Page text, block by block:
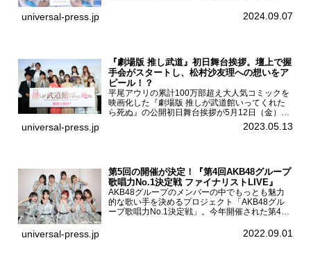
を記念し1日店長イベントを開催した本写真集は
universal-press.jp 2024.09.07
『劇場版 推し武道』初日舞台挨拶。壇上で握
手会がスタートし、松村沙友理への想いをア
ピール！？
平尾アウリの累計100万部超え大人気コミックを
映画化した『劇場版 推しが武道館いってくれた
ら死ぬ』の公開初日舞台挨拶が5月12日（金）新
宿バルト9で開催され、出演者の松村沙友理、中
村里帆、MOMO(@onefive)、KANO(@onefi...
universal-press.jp 2023.05.13
第5回の開催が決定！『第4回AKB48グループ
歌唱力No.1決定戦 ファイナリストLIVE』
AKB48グループのメンバーの中でもっとも魅力
的な歌い手を決めるプロジェクト「AKB48グル
ープ歌唱力No.1決定戦」。今年開催された第4回
る一夜限りのライブイベント「ファイナリスト
universal-press.jp 2022.09.01